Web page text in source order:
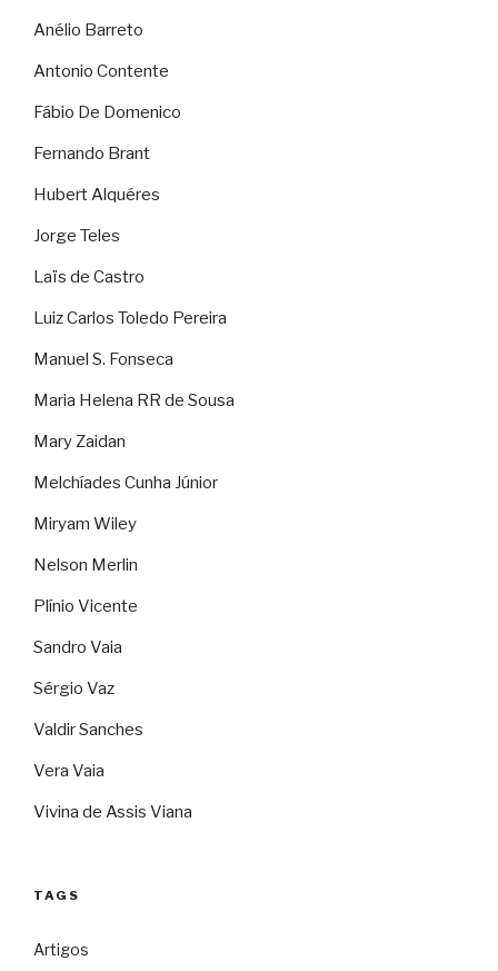
Anélio Barreto
Antonio Contente
Fábio De Domenico
Fernando Brant
Hubert Alquéres
Jorge Teles
Laïs de Castro
Luiz Carlos Toledo Pereira
Manuel S. Fonseca
Maria Helena RR de Sousa
Mary Zaidan
Melchíades Cunha Júnior
Miryam Wiley
Nelson Merlin
Plínio Vicente
Sandro Vaia
Sérgio Vaz
Valdir Sanches
Vera Vaia
Vivina de Assis Viana
TAGS
Artigos